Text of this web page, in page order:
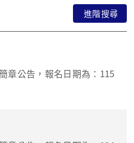
進階搜尋
章公告，報名日期為：115